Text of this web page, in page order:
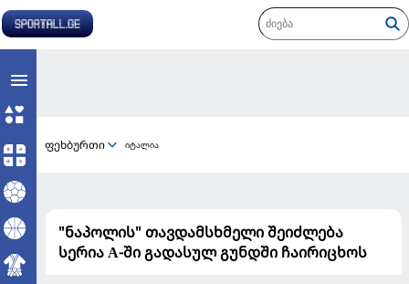
ფეხბურთი იტალია
"ნაპოლის" თავდამსხმელი შეიძლება
სერია А-ში გადასულ გუნდში ჩაირიცხოს